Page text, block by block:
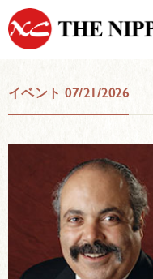
イベント 07/21/2026
日本クラブメンバーログ
はじめて